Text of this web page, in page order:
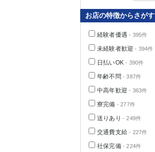
お店の特徴からさがす
経験者優遇 - 395件
未経験者歓迎 - 394件
日払いOK - 390件
年齢不問 - 387件
中高年歓迎 - 363件
寮完備 - 277件
送りあり - 249件
交通費支給 - 227件
社保完備- 224件